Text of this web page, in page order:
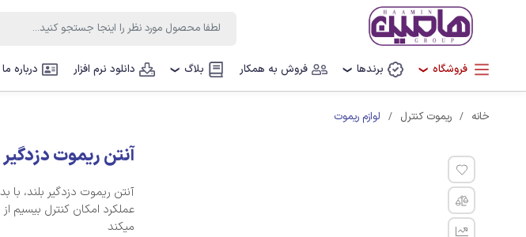
فروشگاه ❯ برندها ❯ فروش به همکار بلاگ ❯ دانلود نرم افزار درباره ما
خانه ریموت کنترل لوازم ریموت
آنتن ریموت دزدگیر
آنتن ریموت دزدگیر بلند، با
عملکرد امکان کنترل بیسیم
میکند